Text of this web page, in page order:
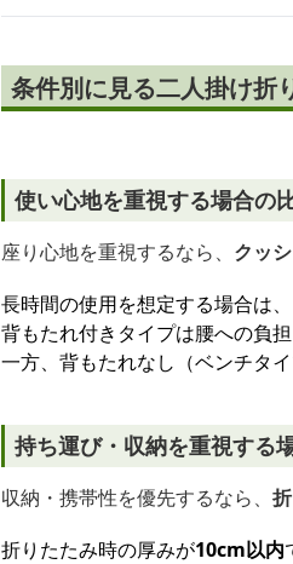
条件別に見る二人掛け折
使い心地を重視する場合の
座り心地を重視するなら、 クッ
長時間の使用を想定する場合は、
背もたれ付きタイプは腰への負
一方、背もたれなし（ベンチタ
持ち運び・収納を重視する
収納・携帯性を優先するなら、
折りたたみ時の厚みが10cm以内